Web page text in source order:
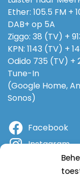
Ether: 105.5 FM +
DAB+ op 5A
Ziggo: 38 (TV) +
KPN: 1143 (TV) +
Odido 735 (TV) +
Tune-In
(Google Home,
Sonos)
Facebook
Instagram